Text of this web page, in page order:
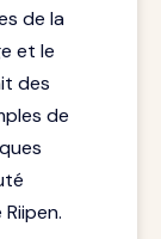
de la
et le
des
de